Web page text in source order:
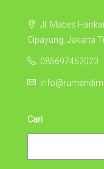
Jl. Mabes
Cipayung, Jakarta
085697462023
Cari